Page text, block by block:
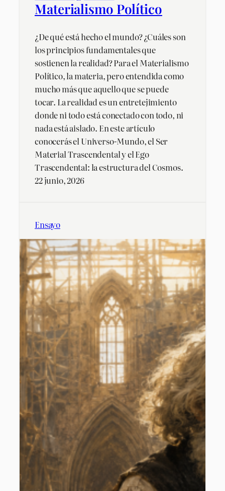
Materialismo Político
¿De qué está hecho el mundo? ¿Cuáles son
los principios fundamentales que
sostienen la realidad? Para el Materialismo
Político, la materia, pero entendida como
mucho más que aquello que se puede
tocar. La realidad es un entretejimiento
donde ni todo está conectado con todo, ni
nada está aislado. En este artículo
conocerás el Universo-Mundo, el Ser
Material Trascendental y el Ego
Trascendental: la estructura del Cosmos.
22 junio, 2026
Ensayo